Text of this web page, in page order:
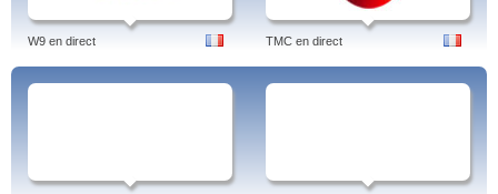
W9 en direct TMC en direct